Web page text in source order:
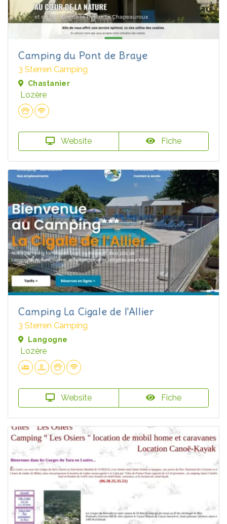
Camping du Pont de Braye
3 Sterren Camping
Chastanier
Lozère
Website Fiche
Camping La Cigale de l'Allier
3 Sterren Camping
Langogne
Lozère
Website Fiche